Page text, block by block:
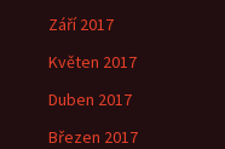
Září 2017
Květen 2017
Duben 2017
Březen 2017